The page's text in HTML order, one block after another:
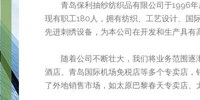
青岛保利抽纱纺织品有限公司于1996年
现有职工180人，拥有纺织、工艺设计、国
先进刺绣设备，为本公司在开发和生产具有
随着公司不断壮大，我们将业务范围逐
酒店、青岛国际机场免税店等多个专卖店
了外地销售市场，如太原巴黎春天专卖店、